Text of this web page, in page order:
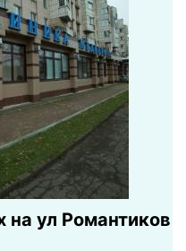
ул Романтиков